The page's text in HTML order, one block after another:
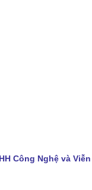
Công Nghệ và